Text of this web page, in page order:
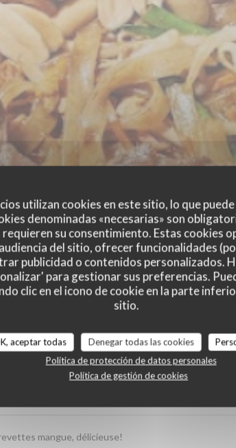
utilizan cookies en este sitio, lo que
denominadas «necesarias» son
su consentimiento. Estas cookies
del sitio, ofrecer funcionalidades
publicidad o contenidos personalizados.
para gestionar sus preferencias.
clic en el icono de cookie en la parte
sitio.
aceptar todas Denegar todas las cookies
Política de protección de datos personales
Política de gestión de cookies
nuestros clientes
mangue, délicieuse!